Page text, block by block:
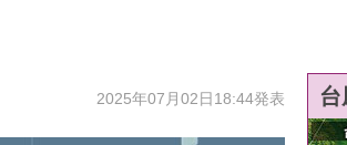
2025年07月02日18:44発表